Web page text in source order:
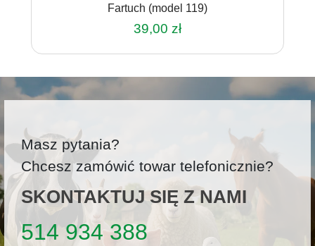
Fartuch (model 119)
39,00 zł
Masz pytania?
Chcesz zamówić towar telefonicznie?
SKONTAKTUJ SIĘ Z NAMI
514 934 388